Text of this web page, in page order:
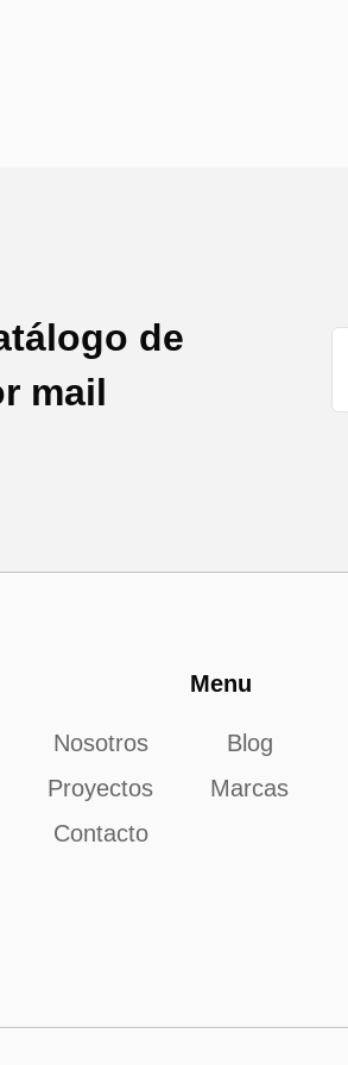
de
mail
Menu
Nosotros
Proyectos
Contacto
Blog
Marcas